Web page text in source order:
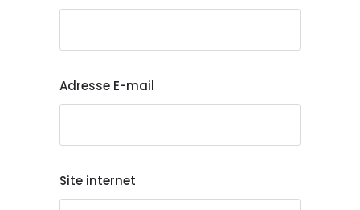
Adresse E-mail
Site internet